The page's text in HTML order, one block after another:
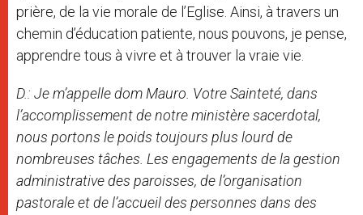
prière, de la vie morale de l’Eglise. Ainsi, à travers un
chemin d’éducation patiente, nous pouvons, je pense,
apprendre tous à vivre et à trouver la vraie vie.
D.: Je m’appelle dom Mauro. Votre Sainteté, dans
l’accomplissement de notre ministère sacerdotal,
nous portons le poids toujours plus lourd de
nombreuses tâches. Les engagements de la gestion
administrative des paroisses, de l’organisation
pastorale et de l’accueil des personnes dans des